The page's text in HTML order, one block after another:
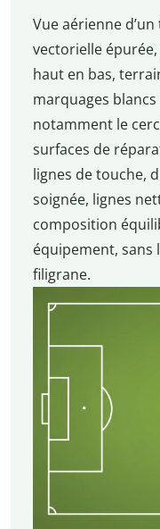
Vue aérienne
vectorielle
haut en bas,
marquages
notamment le
surfaces de
lignes de touche,
soignée, lignes
composition
équipement, sans
filigrane.